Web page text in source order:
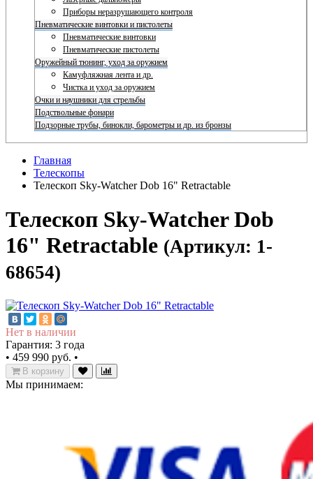
Приборы неразрушающего контроля
Пневматические винтовки и пистолеты
Пневматические винтовки
Пневматические пистолеты
Оружейный тюнинг, уход за оружием
Камуфляжная лента и др.
Чистка и уход за оружием
Очки и наушники для стрельбы
Подствольные фонари
Подзорные трубы, бинокли, барометры и др. из бронзы
Главная
Телескопы
Телескоп Sky-Watcher Dob 16" Retractable
Телескоп Sky-Watcher Dob
16" Retractable (Артикул: 1-
68654)
Нет в наличии
Гарантия: 3 года
• 459 990 руб. •
В корзину
Мы принимаем: